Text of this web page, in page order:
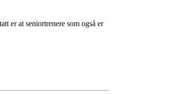
er at seniortrenere som også er